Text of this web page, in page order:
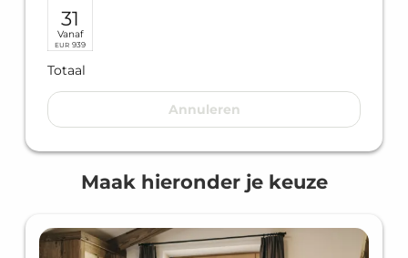
31
Vanaf
EUR 939
Totaal
Annuleren
Maak hieronder je keuze